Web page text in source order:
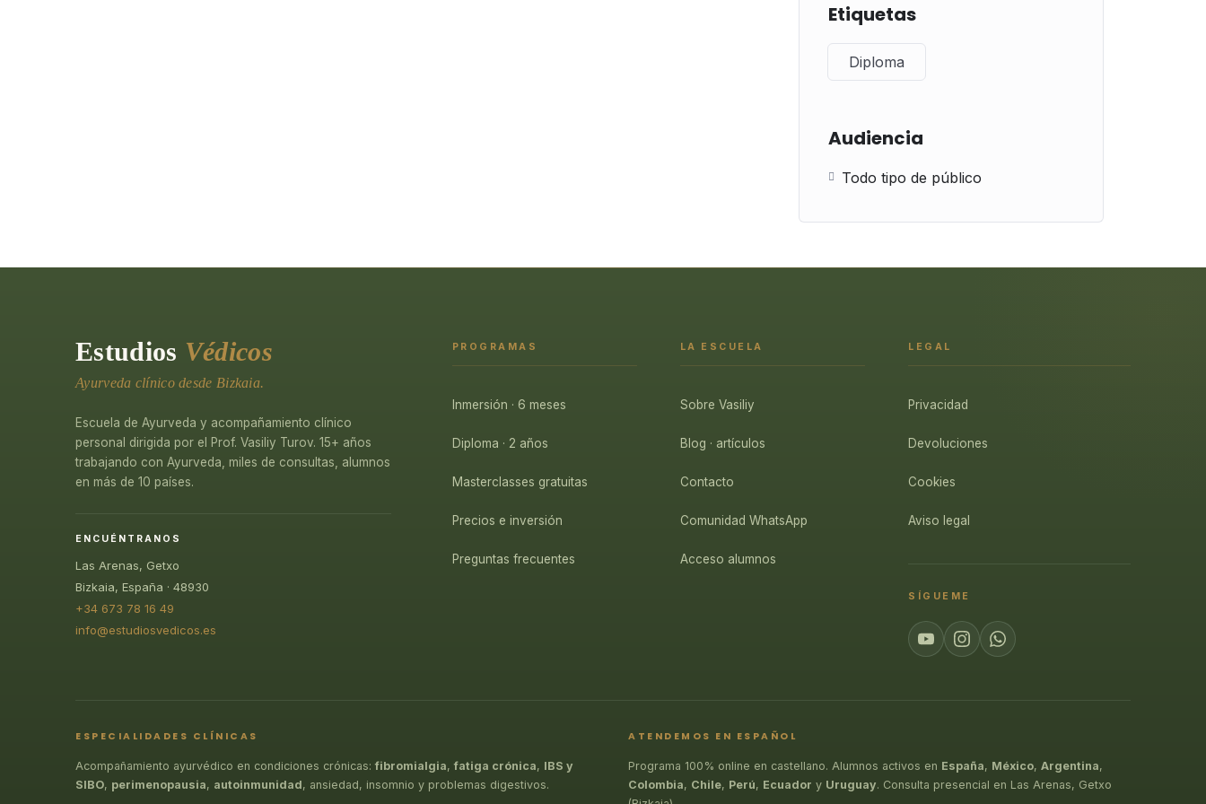
Etiquetas
Diploma
Audiencia
Todo tipo de público
Estudios Védicos
Ayurveda clínico desde Bizkaia.
Escuela de Ayurveda y acompañamiento clínico
personal dirigida por el Prof. Vasiliy Turov. 15+ años
trabajando con Ayurveda, miles de consultas, alumnos
en más de 10 países.
ENCUÉNTRANOS
Las Arenas, Getxo
Bizkaia, España · 48930
+34 673 78 16 49
info@estudiosvedicos.es
PROGRAMAS
Inmersión · 6 meses
Diploma · 2 años
Masterclasses gratuitas
Precios e inversión
Preguntas frecuentes
LA ESCUELA
Sobre Vasiliy
Blog · artículos
Contacto
Comunidad WhatsApp
Acceso alumnos
LEGAL
Privacidad
Devoluciones
Cookies
Aviso legal
SÍGUEME
ESPECIALIDADES CLÍNICAS
Acompañamiento ayurvédico en condiciones crónicas:fibromialgia,fatiga crónica, IBS y
SIBO, perimenopausia, autoinmunidad, ansiedad, insomnio y problemas digestivos.
ATENDEMOS EN ESPAÑOL
Programa 100% online en castellano. Alumnos activos en España, México, Argentina,
Colombia, Chile, Perú, Ecuador y Uruguay. Consulta presencial en Las Arenas, Getxo